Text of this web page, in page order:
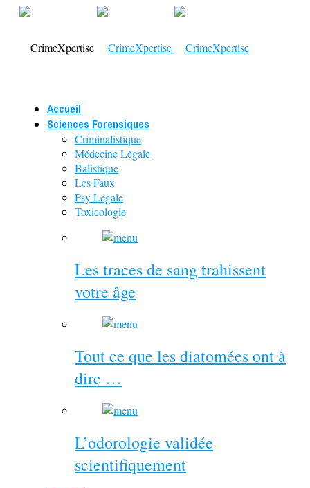
Accueil
Sciences Forensiques
Criminalistique
Médecine Légale
Balistique
Les Faux
Psy Légale
Toxicologie
Les traces de sang trahissent
votre âge
Tout ce que les diatomées ont à
dire …
L’odorologie validée
scientifiquement